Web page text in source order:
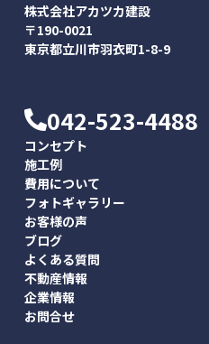
株式会社アカツカ建設
〒190-0021
東京都立川市羽衣町1-8-9
042-523-4488
コンセプト
施工例
費用について
フォトギャラリー
お客様の声
ブログ
よくある質問
不動産情報
企業情報
お問合せ